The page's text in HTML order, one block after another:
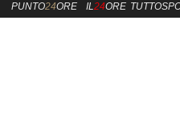
PUNTO24ORE IL24ORE